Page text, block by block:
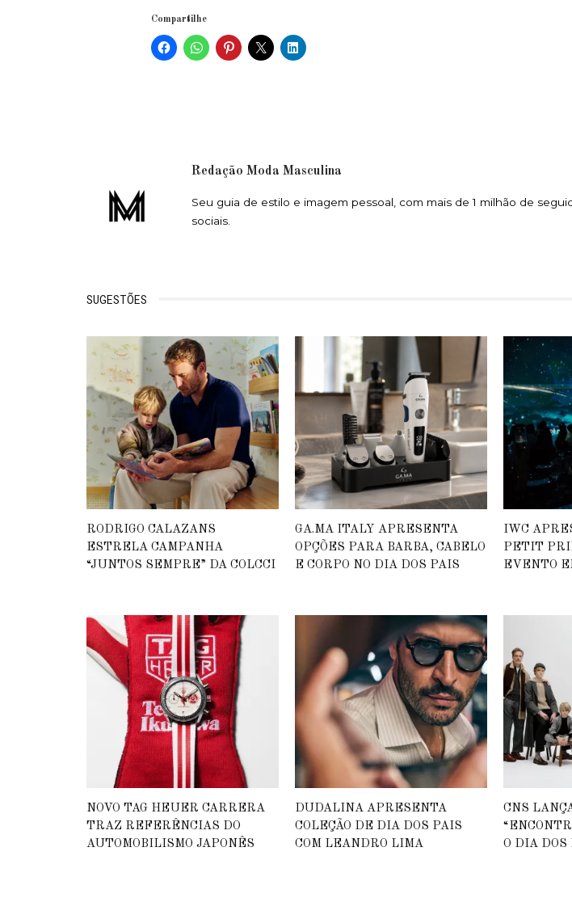
Compartilhe
Redação Moda Masculina
Seu guia de estilo e imagem pessoal, com mais de 1 milhão de
sociais.
SUGESTÕES
RODRIGO CALAZANS
ESTRELA CAMPANHA
“JUNTOS SEMPRE” DA COLCCI
GA.MA ITALY APRESENTA
OPÇÕES PARA BARBA, CABELO
E CORPO NO DIA DOS PAIS
IWC
PETIT
EVENTO
NOVO TAG HEUER CARRERA
TRAZ REFERÊNCIAS DO
AUTOMOBILISMO JAPONÊS
DUDALINA APRESENTA
COLEÇÃO DE DIA DOS PAIS
COM LEANDRO LIMA
CNS
O DIA DOS